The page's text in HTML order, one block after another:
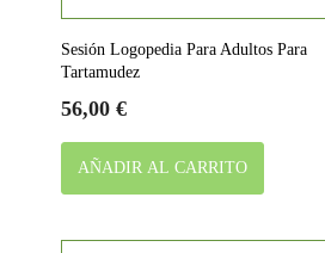
Sesión Logopedia Para Adultos Para
Tartamudez
Precio
56,00 €
AÑADIR AL CARRITO